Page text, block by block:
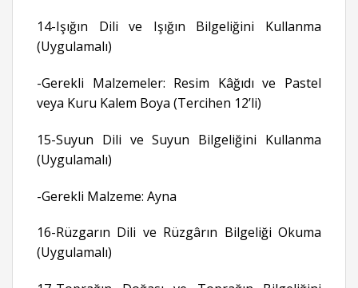
14-Işığın Dili ve Işığın Bilgeliğini Kullanma
(Uygulamalı)
-Gerekli Malzemeler: Resim Kâğıdı ve Pastel
veya Kuru Kalem Boya (Tercihen 12’li)
15-Suyun Dili ve Suyun Bilgeliğini Kullanma
(Uygulamalı)
-Gerekli Malzeme: Ayna
16-Rüzgarın Dili ve Rüzgârın Bilgeliği Okuma
(Uygulamalı)